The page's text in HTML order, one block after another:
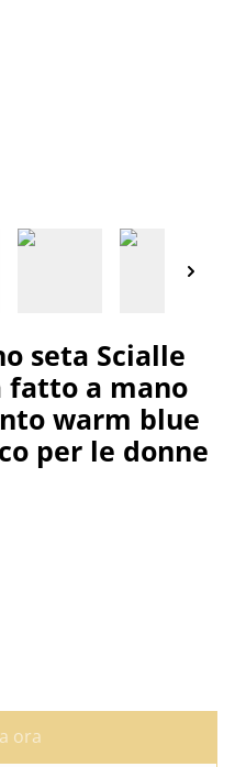
seta Scialle
a mano
warm blue
per le donne
ora